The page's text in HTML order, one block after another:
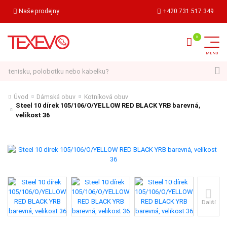
Naše prodejny +420 731 517 349
Úvod Dámská obuv Kotníková obuv
Steel 10 dírek 105/106/O/YELLOW RED BLACK YRB barevná,
velikost 36
Další